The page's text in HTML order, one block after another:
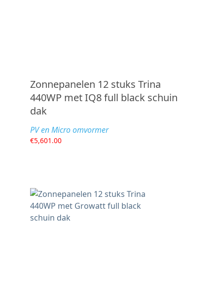
Zonnepanelen 12 stuks Trina
440WP met IQ8 full black schuin
dak
PV en Micro omvormer
€5,601.00